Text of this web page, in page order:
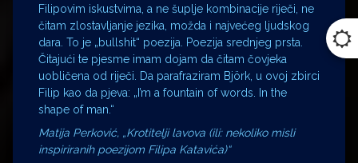
Filipovim iskustvima, a ne šuplje kombinacije riječi, ne
čitam zlostavljanje jezika, možda i najvećeg ljudskog
dara. To je „bullshit“ poezija. Poezija srednjeg prsta.
Čitajući te pjesme imam dojam da čitam čovjeka
uobličena od riječi. Da parafraziram Björk, u ovoj zbirci
Filip kao da pjeva: „I’m a fountain of words. In the
shape of man.“
Matija Perković, „Krotitelji lavova (ili: nekoliko misli
inspiriranih poezijom Filipa Katavića)“